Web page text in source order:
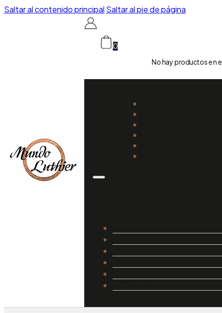
Saltar al contenido principal Saltar al pie de página
0
No hay productos en